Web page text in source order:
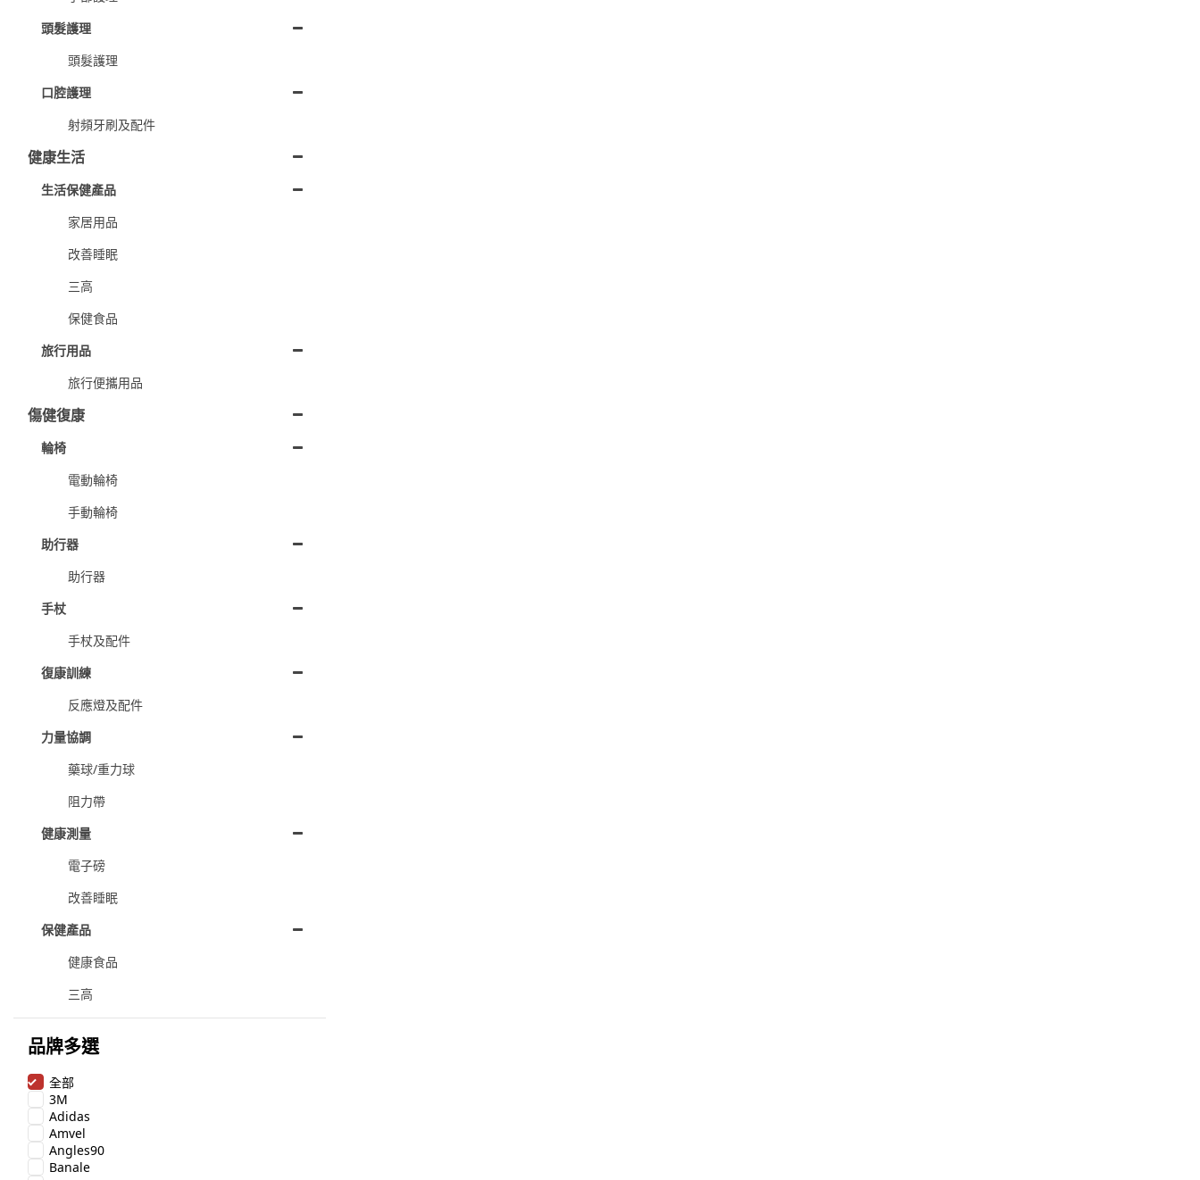
頭髮護理
頭髮護理
口腔護理
射頻牙刷及配件
健康生活
生活保健產品
家居用品
改善睡眠
三高
保健食品
旅行用品
旅行便攜用品
傷健復康
輪椅
電動輪椅
手動輪椅
助行器
助行器
手杖
手杖及配件
復康訓練
反應燈及配件
力量協調
藥球/重力球
阻力帶
健康測量
電子磅
改善睡眠
保健產品
健康食品
三高
品牌多選
全部
3M
Adidas
Amvel
Angles90
Banale